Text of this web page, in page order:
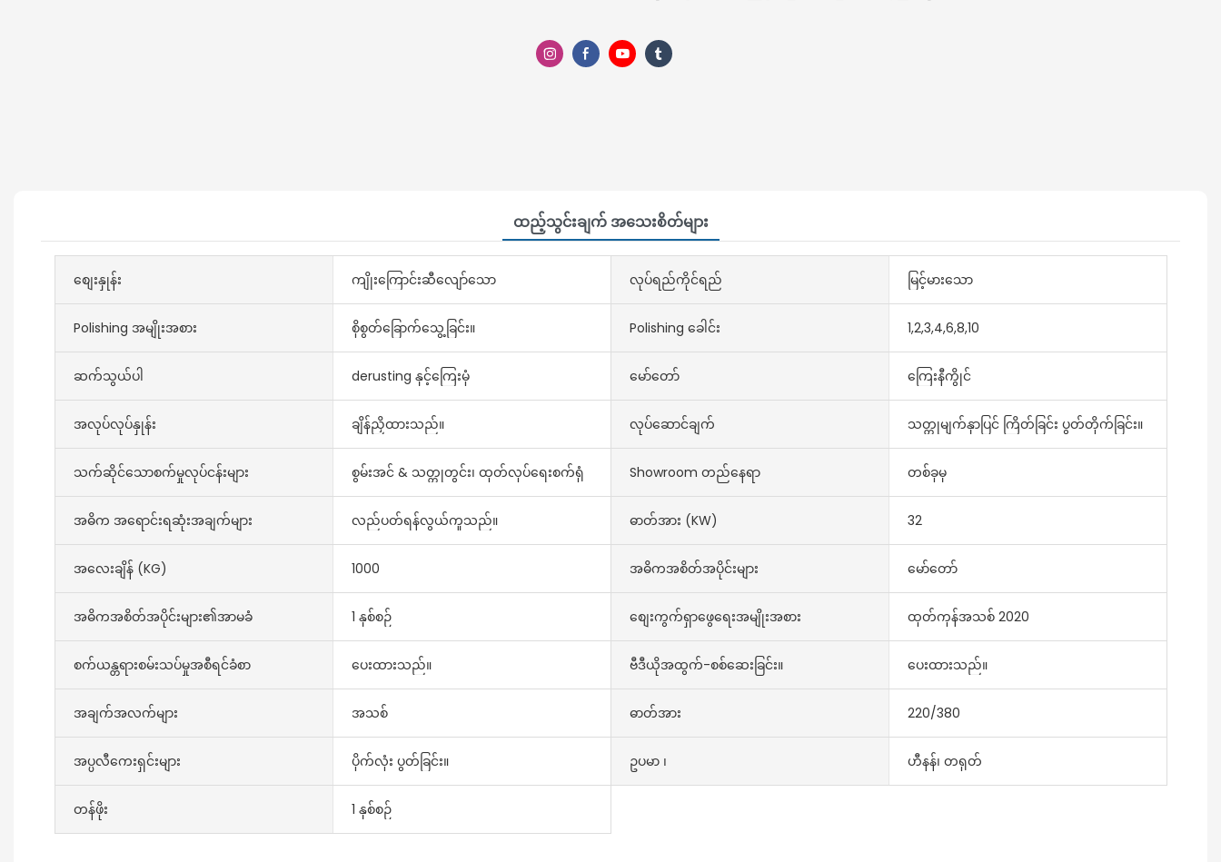
ထည့်သွင်းချက် အသေးစိတ်များ
စျေးနှုန်း ကျိုးကြောင်းဆီလျော်သော လုပ်ရည်ကိုင်ရည် မြင့်မားသော
Polishing အမျိုးအစား စိုစွတ်ခြောက်သွေ့ခြင်း။ Polishing ခေါင်း 1,2,3,4,6,8,10
ဆက်သွယ်ပါ derusting နှင့်ကြေးမုံ မော်တော် ကြေးနီကွိုင်
အလုပ်လုပ်နှုန်း ချိန်ညှိထားသည်။ လုပ်ဆောင်ချက် သတ္တုမျက်နှာပြင် ကြိတ်ခြင်း ပွတ်တိုက်ခြင်း။
သက်ဆိုင်သောစက်မှုလုပ်ငန်းများ စွမ်းအင် & သတ္တုတွင်း၊ ထုတ်လုပ်ရေးစက်ရုံ Showroom တည်နေရာ တစ်ခုမှ
အဓိက အရောင်းရဆုံးအချက်များ လည်ပတ်ရန်လွယ်ကူသည်။ ဓာတ်အား (kW) 32
အလေးချိန် (KG) 1000 အဓိကအစိတ်အပိုင်းများ မော်တော်
အဓိကအစိတ်အပိုင်းများ၏အာမခံ 1 နှစ်စဉ် စျေးကွက်ရှာဖွေရေးအမျိုးအစား ထုတ်ကုန်အသစ် 2020
စက်ယန္တရားစမ်းသပ်မှုအစီရင်ခံစာ ပေးထားသည်။ ဗီဒီယိုအထွက်-စစ်ဆေးခြင်း။ ပေးထားသည်။
အချက်အလက်များ အသစ် ဓာတ်အား 220/380
အပ္ပလီကေးရှင်းများ ပိုက်လုံး ပွတ်ခြင်း။ ဥပမာ ၊ ဟီနန်၊ တရုတ်
တန်ဖိုး 1 နှစ်စဉ်